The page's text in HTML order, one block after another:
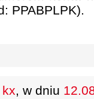
PPABPLPK).
kx, w dniu